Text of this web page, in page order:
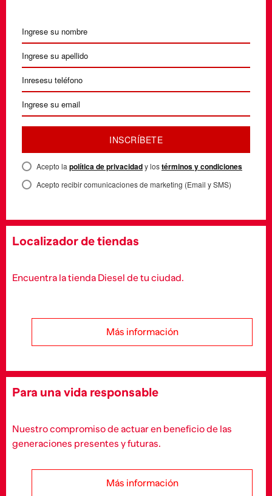
INSCRÍBETE
Acepto la política de privacidady lostérminos y condiciones
Acepto recibir comunicaciones de marketing (Email y SMS)
Localizador de tiendas
Encuentra la tienda Diesel de tu ciudad.
Más información
Para una vida responsable
Nuestro compromiso de actuar en beneficio de las
generaciones presentes y futuras.
Más información